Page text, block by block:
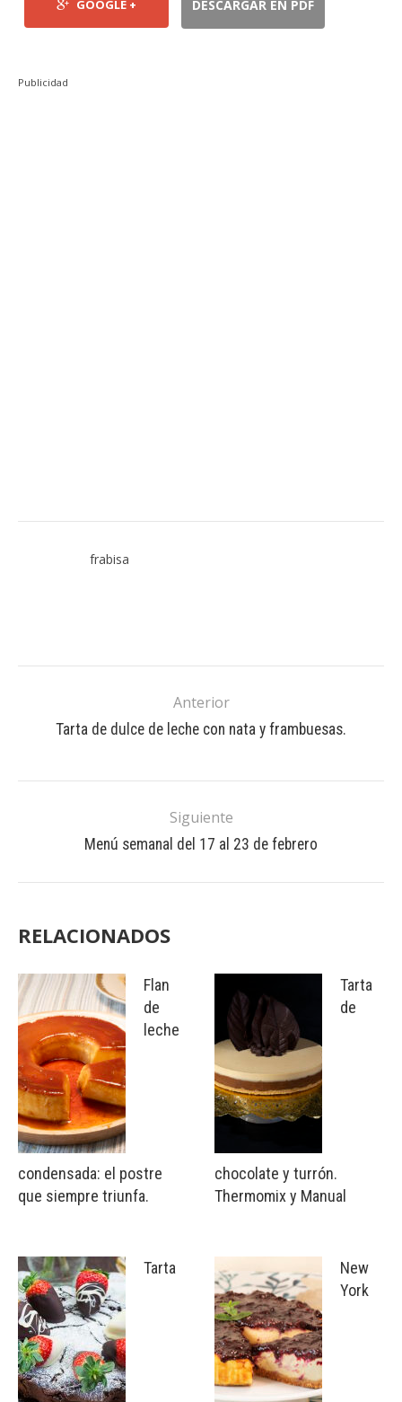
GOOGLE + DESCARGAR EN PDF
Publicidad
frabisa
Anterior
Tarta de dulce de leche con nata y frambuesas.
Siguiente
Menú semanal del 17 al 23 de febrero
RELACIONADOS
Flan
de
leche
condensada: el postre
que siempre triunfa.
Tarta
Tarta
de
chocolate y turrón.
Thermomix y Manual
New
York